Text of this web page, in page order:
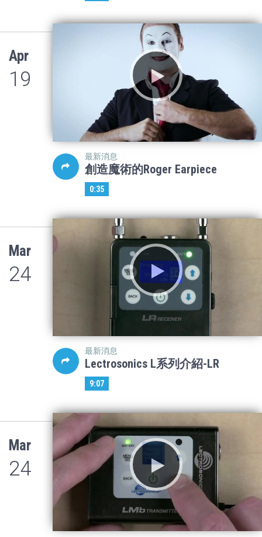
Apr
19
最新消息
創造魔術的Roger Earpiece
0:35
Mar
24
最新消息
Lectrosonics L系列介紹-LR
9:07
Mar
24